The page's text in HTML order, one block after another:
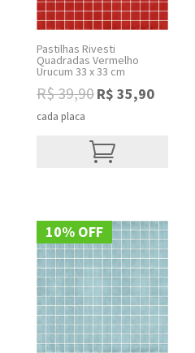
Pastilhas Rivesti
Quadradas Vermelho
Urucum 33 x 33 cm
R$39,90 Original
R$ 39,90.
R$ 35,90Current
cada placa
10% OFF